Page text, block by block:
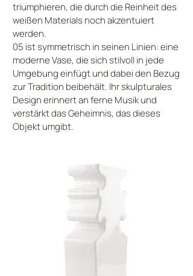
triumphieren, die durch die Reinheit des
weißen Materials noch akzentuiert
werden.
05 ist symmetrisch in seinen Linien: eine
moderne Vase, die sich stilvoll in jede
Umgebung einfügt und dabei den Bezug
zur Tradition beibehält. Ihr skulpturales
Design erinnert an ferne Musik und
verstärkt das Geheimnis, das dieses
Objekt umgibt.